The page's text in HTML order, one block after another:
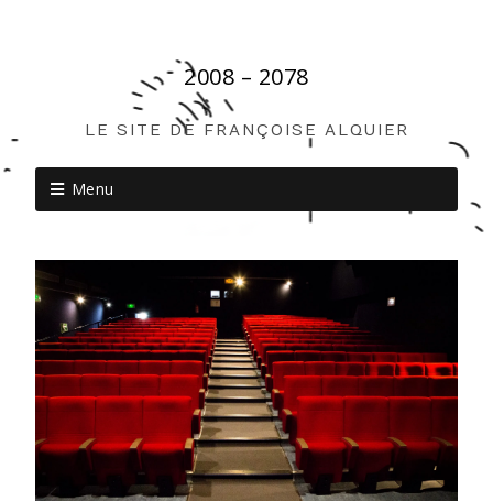
2008 – 2078
LE SITE DE FRANÇOISE ALQUIER
Menu